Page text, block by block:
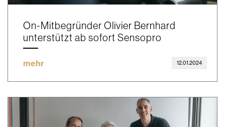
On-Mitbegründer Olivier Bernhard
unterstützt ab sofort Sensopro
mehr 12.01.2024